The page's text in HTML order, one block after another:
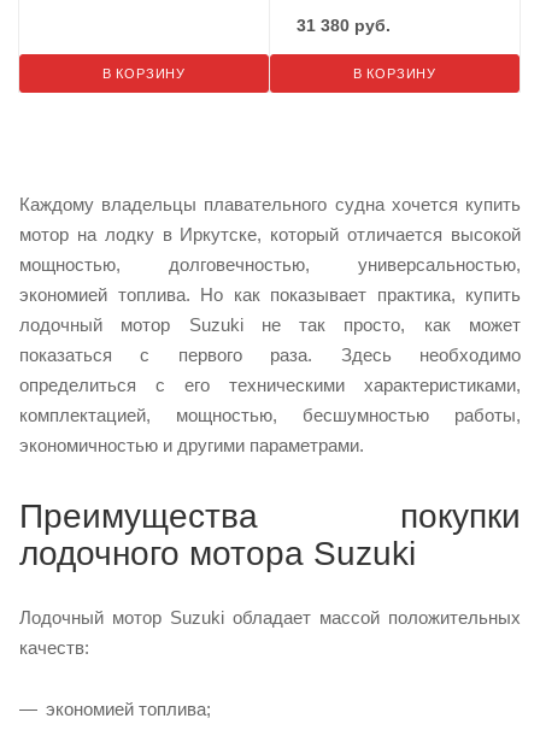
В КОРЗИНУ
31 380 руб.
В КОРЗИНУ
Каждому владельцы плавательного судна хочется купить
мотор на лодку в Иркутске, который отличается высокой
мощностью, долговечностью, универсальностью,
экономией топлива. Но как показывает практика, купить
лодочный мотор Suzuki не так просто, как может
показаться с первого раза. Здесь необходимо
определиться с его техническими характеристиками,
комплектацией, мощностью, бесшумностью работы,
экономичностью и другими параметрами.
Преимущества покупки
лодочного мотора Suzuki
Лодочный мотор Suzuki обладает массой положительных
качеств:
экономией топлива;